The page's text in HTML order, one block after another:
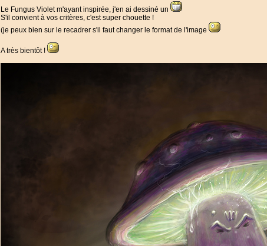
Le Fungus Violet m'ayant inspirée, j'en ai dessiné un
S'il convient à vos critères, c'est super chouette !
(je peux bien sur le recadrer s'il faut changer le format de l'image
A très bientôt !